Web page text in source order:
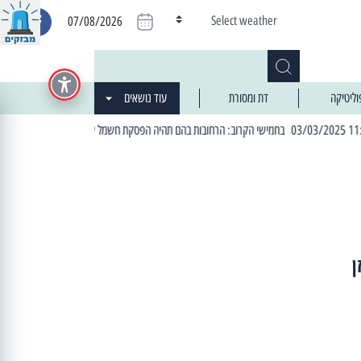
Select weather
07/08/2026
דת ומסורת עוד נושאים
| 06:19 25/03/2024 "מה חדש בעיר": המדור שבו תתעדכנו על כל מה ש... חדש